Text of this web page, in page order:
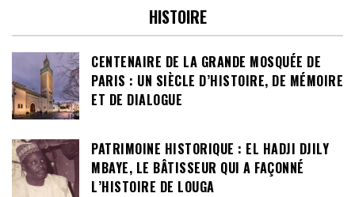
HISTOIRE
CENTENAIRE DE LA GRANDE MOSQUÉE DE
PARIS : UN SIÈCLE D’HISTOIRE, DE MÉMOIRE
ET DE DIALOGUE
PATRIMOINE HISTORIQUE : EL HADJI DJILY
MBAYE, LE BÂTISSEUR QUI A FAÇONNÉ
L’HISTOIRE DE LOUGA